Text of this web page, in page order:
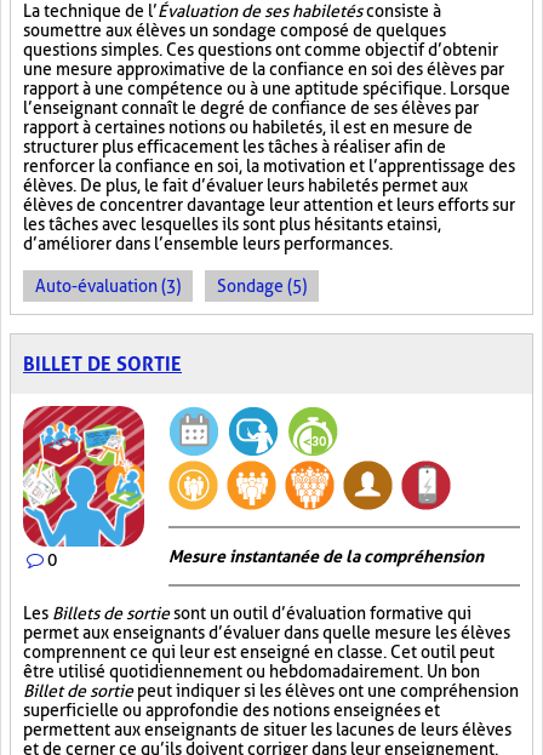
La technique de l’Évaluation de ses habiletésconsiste à
soumettre aux élèves un sondage composé de quelques
questions simples. Ces questions ont comme objectif d’obtenir
une mesure approximative de la confiance en soi des élèves par
rapport à une compétence ou à une aptitude spécifique. Lorsque
l’enseignant connaît le degré de confiance de ses élèves par
rapport à certaines notions ou habiletés, il est en mesure de
structurer plus efficacement les tâches à réaliser afin de
renforcer la confiance en soi, la motivation et l’apprentissage des
élèves. De plus, le fait d’évaluer leurs habiletés permet aux
élèves de concentrer davantage leur attention et leurs efforts sur
les tâches avec lesquelles ils sont plus hésitants et ainsi,
d’améliorer dans l’ensemble leurs performances.
Auto-évaluation (3) Sondage (5)
BILLET DE SORTIE
0 Mesure instantanée de la compréhension
Les Billets de sortiesont un outil d’évaluation formative qui
permet aux enseignants d’évaluer dans quelle mesure les élèves
comprennent ce qui leur est enseigné en classe. Cet outil peut
être utilisé quotidiennement ou hebdomadairement. Un bon
Billet de sortiepeut indiquer si les élèves ont une compréhension
superficielle ou approfondie des notions enseignées et
permettent aux enseignants de situer les lacunes de leurs élèves
et de cerner ce qu’ils doivent corriger dans leur enseignement.